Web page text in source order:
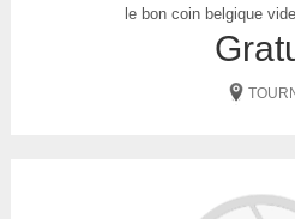
le bon coin belgique